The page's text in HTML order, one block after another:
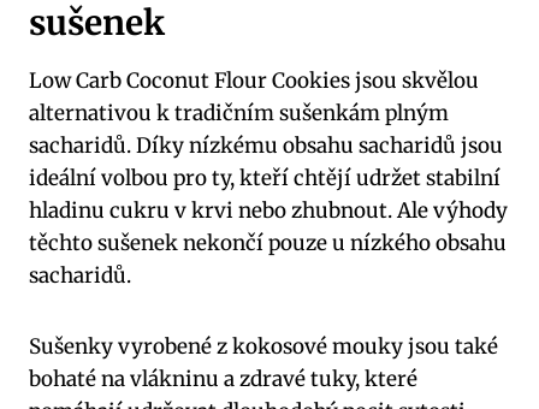
sušenek
Low Carb Coconut Flour Cookies jsou skvělou
alternativou k tradičním sušenkám plným
sacharidů. Díky nízkému obsahu sacharidů jsou
ideální volbou pro ty, kteří chtějí udržet stabilní
hladinu cukru v krvi nebo zhubnout. Ale výhody
těchto sušenek nekončí pouze u nízkého obsahu
sacharidů.
Sušenky vyrobené z kokosové mouky jsou také
bohaté na vlákninu a zdravé tuky, které